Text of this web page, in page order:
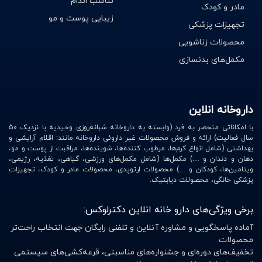
مستعد اگزما را بدتر کنند.
سولفات‌ها
یکی دیگر از موادی که نباید در صابون کودک باشند،
اسانس‌های طبیعی را از لایه بالایی پوست جدا کنند و باعث
لایه‌برداری و خشکی پوست شوند.
مواد نگهدارنده
مواد نگهدارنده از جمله پارابن‌ها، متیل کلرو ایزوتیازولینون
«فرمالدئید» و «متیل دیبرومو گلوتارونیتریل»، نباید در صابون
کودک استفاده شوند، به‌ویژه برای نوزادان، چون ممکن است
باعث تحریک پوست، خارش و راش‌های پوستی آلرژیک شوند.
مواد دیگری که نباید در صابون کودک باشند «نیاسینامید»،
مادر و کودک
تجهیزات پزشکی
محصولات زناشویی
مکمل‌های بدنسازی
زیبایی پوست و مو
داروخانه انلاین
با امکاناتی منحصر به فرد (وابسته به داروخانه شبانه‌روزی وحیدیه با نزدیک 50
سال فعالیت) ارائه و فروش محصولات غیر داروئی داروخانه مانند: اقلام آرایشی و
بهداشتی (شامل انواع کرم‌ها، مرطوب کننده‌ها، شوینده‌ها، مراقبت از پوست و مو،
دهان و دندان و …) مکمل‌ها (شامل مکمل‌های ورزشی، گیاهی، تغذیه، رژیمی،
ویتامین‌ها، کودکان و …) محصولات ارتوپدی، محصولات مادر و کودک، تجهیزات
پزشکی خانگی، محصولات دیابتیک.
برخی ویژگی‌های دارو خانه انلاین دکترلوکس:
آماده پاسخگویی و مشاوره آنلاین و تلفنی رایگان جهت انتخاب راحت‌تر
محصولات.
تخفیف‌های دوره‌ای و جشنواره‌های مناسبتی، قرعه‌کشی‌های سیستمی